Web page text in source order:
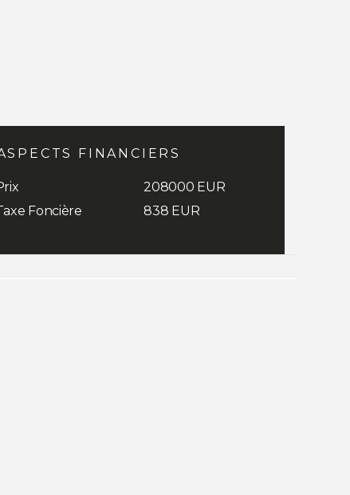
FINANCIERS
208000 EUR
Foncière
838 EUR